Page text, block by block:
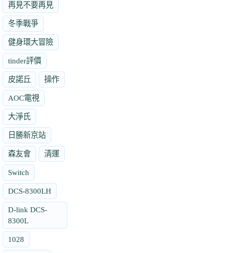
再見不要再見
冬季戰爭
健身環大冒險
tinder評價
皮諾丘 操作
AOC電視
大淨氏
日勝新京站
森友會 清運
Switch
DCS-8300LH
D-link DCS-
8300L
1028